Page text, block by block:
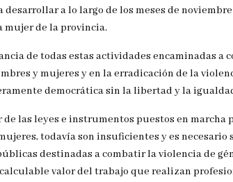
desarrollar a lo largo de los meses de
mujer de la provincia.
de todas estas actividades encaminadas a
y mujeres y en la erradicación de la
democrática sin la libertad y la
de las leyes e instrumentos puestos en marcha
todavía son insuficientes y es necesario
destinadas a combatir la violencia de
valor del trabajo que realizan